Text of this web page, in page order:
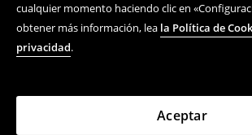
cualquier momento haciendo clic en
obtener más información, lea la Política de
privacidad.
Aceptar